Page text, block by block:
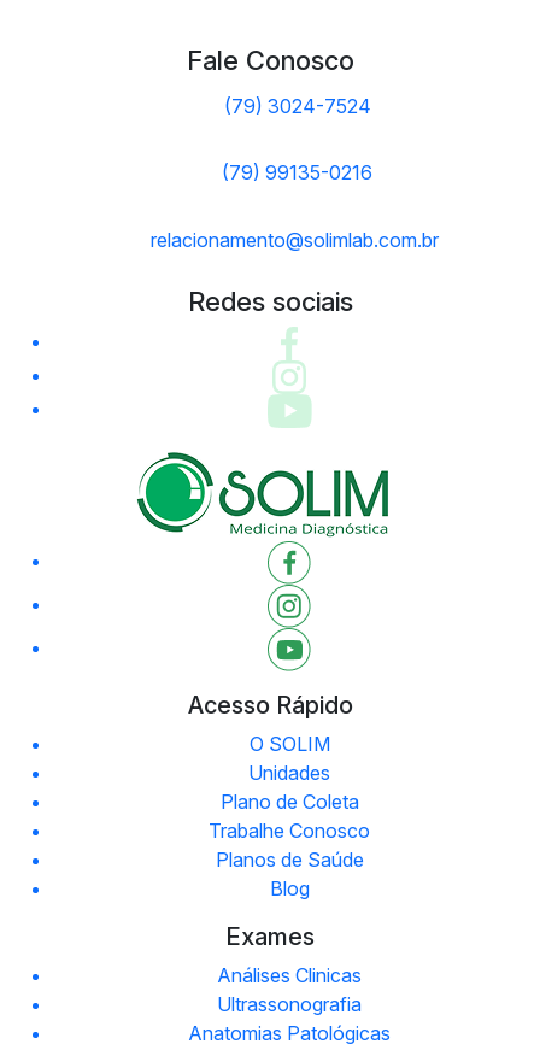
Fale Conosco
(79) 3024-7524
(79) 99135-0216
relacionamento@solimlab.com.br
Redes sociais
Acesso Rápido
O SOLIM
Unidades
Plano de Coleta
Trabalhe Conosco
Planos de Saúde
Blog
Exames
Análises Clinicas
Ultrassonografia
Anatomias Patológicas